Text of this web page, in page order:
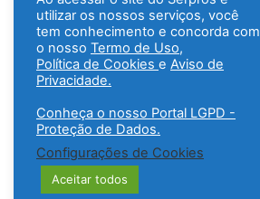
utilizar os nossos serviços, você
tem conhecimento e concorda com
o nosso Termo de Uso,
Política de Cookies e Aviso de
Privacidade.
Conheça o nosso Portal LGPD -
Proteção de Dados.
Configurações de Cookies
Aceitar todos